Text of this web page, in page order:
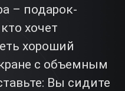
– подарок-
хочет
хороший
с объемным
Вы сидите